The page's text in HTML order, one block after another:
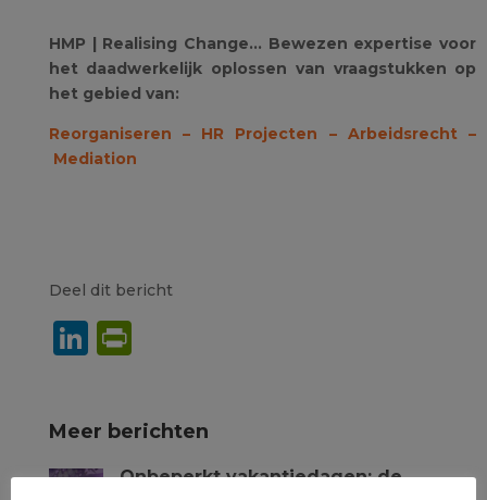
HMP | Realising Change… Bewezen expertise voor
het daadwerkelijk oplossen van vraagstukken op
het gebied van:
Reorganiseren – HR Projecten – Arbeidsrecht –
Mediation
Deel dit bericht
LinkedIn
PrintFriendly
Meer berichten
Onbeperkt vakantiedagen: de